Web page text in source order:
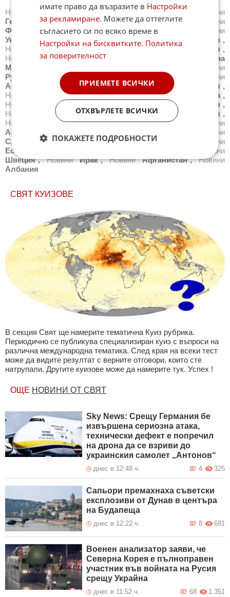
Новини САЩ ,Новини Великобритания ,
Новини
Германия ,Новини Италия ,Новини Русия
Новини
Франция
,Новини Испания ,Новини
Новини
Украйна
, Новини Белгия Китай Сирия ,
Новини
Сърбия ,Новини Бразилия , Новини Австралия ,
Новини
Япония ,Новини
Северна
Македония
Новини
Румъния
Новини Иран (Ислямска Република)
Новини
Австрия
Новини Нидерландия ,Новини Северна Корея ,
Новини
Всички държави ,Новини Унгария ,Новини Литва ,
Новини
Индия Южна Корея ,
Новини
Хърватия ,Новини Норвегия , Новини Дания ,
Новини
Финландия ,Новини Ирландия
Новини
Аржентина
Новини
Словакия ,Новини Беларус ,Новини
Новини
Естония
Новини
Швеция ,Новини Ирак ,Новини Афганистан ,Новини
Албания
СВЯТ КУИЗОВЕ
В секция Свят ще намерите тематична Куиз рубрика.
Периодично се публикува специализиран куиз с въпроси на
различна международна тематика. След края на всеки тест
може да видите резултат с верните отговори, които сте
натрупали. Другите куизове може да намерите тук. Успех !
ОЩЕ НОВИНИ ОТ СВЯТ
Sky News: Срещу Германия бе
извършена сериозна атака,
технически дефект е попречил
на дрона да се взриви до
украинския самолет „Антонов“
днес в 12:48 ч. 325
4
Сапьори премахнаха съветски
експлозиви от Дунав в центъра
на Будапеща
днес в 12:22 ч. 691
8
Военен анализатор заяви, че
Северна Корея е пълноправен
участник във войната на Русия
срещу Украйна
днес в 11:52 ч. 1 351
68
имате право да възразите в Настройки
за рекламиране. Можете да оттеглите
съгласието си по всяко време в
Настройки на бисквитките. Политика
за поверителност
ПРИЕМЕТЕ ВСИЧКИ
ОТХВЪРЛЕТЕ ВСИЧКИ
ПОКАЖЕТЕ ПОДРОБНОСТИ